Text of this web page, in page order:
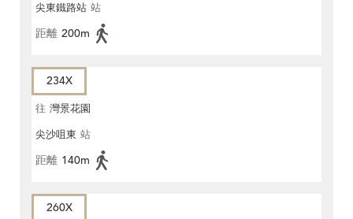
尖東鐵路站 站
距離 200m
234X
往 灣景花園
尖沙咀東 站
距離 140m
260X